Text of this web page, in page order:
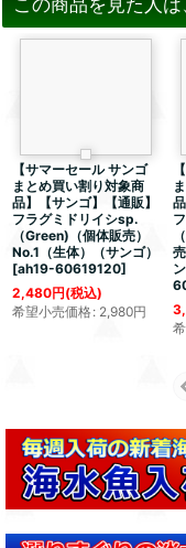
【サマーセール サンゴ
まとめ買い割り対象商
品】【サンゴ】【通販】
フラグミドリイシsp.
（Green)（個体販売）
No.1（生体）（サンゴ）
[ah19-60619120]
2,480円(税込)
希望小売価格: 2,980円